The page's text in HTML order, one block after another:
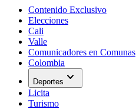
Contenido Exclusivo
Elecciones
Cali
Valle
Comunicadores en Comunas
Colombia
Deportes expand_more
Licita
Turismo